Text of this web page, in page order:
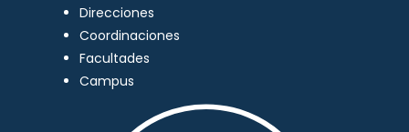
Direcciones
Coordinaciones
Facultades
Campus